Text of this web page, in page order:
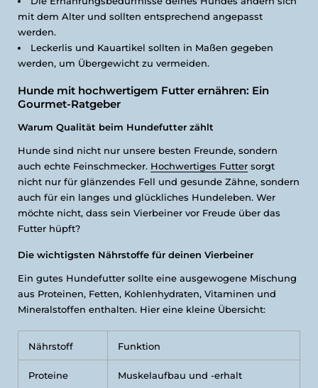
mit dem Alter und sollten entsprechend angepasst
werden.
Leckerlis und Kauartikel sollten in Maßen gegeben
werden, um Übergewicht zu vermeiden.
Hunde mit hochwertigem Futter ernähren: Ein
Gourmet-Ratgeber
Warum Qualität beim Hundefutter zählt
Hunde sind nicht nur unsere besten Freunde, sondern
auch echte Feinschmecker. Hochwertiges Futter sorgt
nicht nur für glänzendes Fell und gesunde Zähne, sondern
auch für ein langes und glückliches Hundeleben. Wer
möchte nicht, dass sein Vierbeiner vor Freude über das
Futter hüpft?
Die wichtigsten Nährstoffe für deinen Vierbeiner
Ein gutes Hundefutter sollte eine ausgewogene Mischung
aus Proteinen, Fetten, Kohlenhydraten, Vitaminen und
Mineralstoffen enthalten. Hier eine kleine Übersicht:
Nährstoff Funktion
Proteine Muskelaufbau und -erhalt